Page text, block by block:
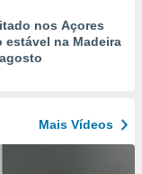
nos Açores
estável na Madeira
Mais Vídeos